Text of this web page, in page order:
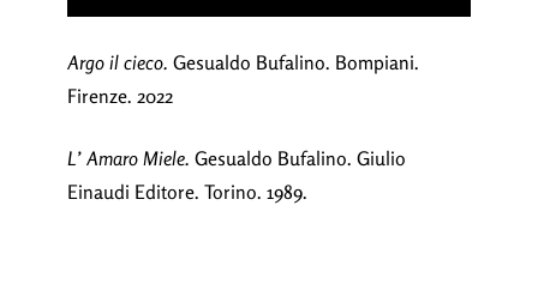
Argo il cieco. Gesualdo Bufalino. Bompiani.
Firenze. 2022
L’ Amaro Miele. Gesualdo Bufalino. Giulio
Einaudi Editore. Torino. 1989.